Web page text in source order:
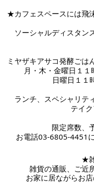
★カフェスペースには飛
ソーシャルディスタン
ミヤザキアサコ発酵ごは
月・木・金曜日１１
日曜日１１
ランチ、スペシャリテ
テイク
限定席数、
お電話03-6805-4451
★
雑貨の通販、ご近
お家に居ながらお